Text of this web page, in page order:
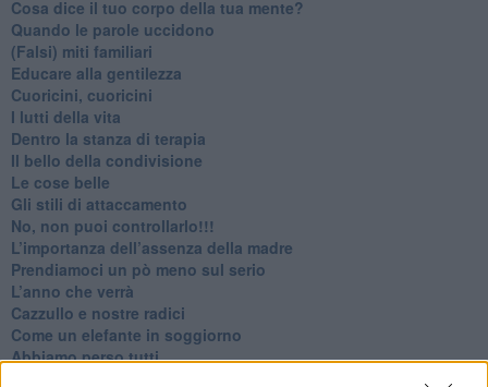
​Cosa dice il tuo corpo della tua mente?
​Quando le parole uccidono
​(Falsi) miti familiari
​Educare alla gentilezza
​Cuoricini, cuoricini
I lutti della vita
​Dentro la stanza di terapia
​Il bello della condivisione
Le cose belle
​Gli stili di attaccamento
No, non puoi controllarlo!!!
​L’importanza dell’assenza della madre
​Prendiamoci un pò meno sul serio
​L’anno che verrà
​Cazzullo e nostre radici
​Come un elefante in soggiorno
​Abbiamo perso tutti